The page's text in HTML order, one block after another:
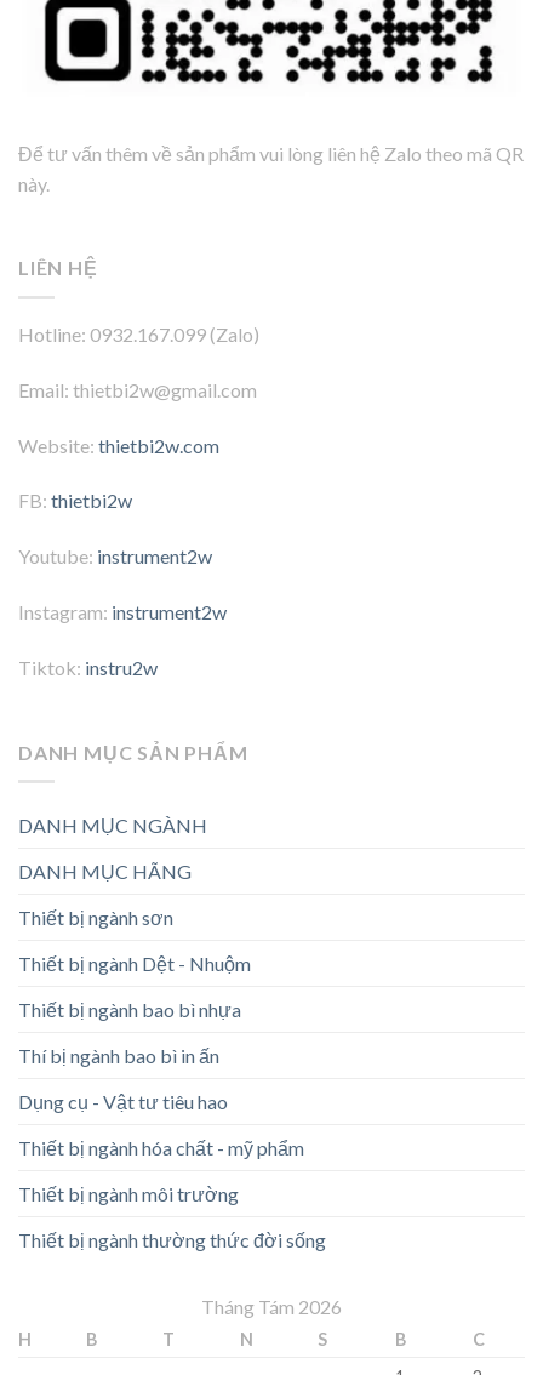
Để tư vấn thêm về sản phẩm vui lòng liên hệ Zalo theo mã QR
này.
LIÊN HỆ
Hotline: 0932.167.099 (Zalo)
Email: thietbi2w@gmail.com
Website: thietbi2w.com
FB: thietbi2w
Youtube: instrument2w
Instagram: instrument2w
Tiktok: instru2w
DANH MỤC SẢN PHẨM
DANH MỤC NGÀNH
DANH MỤC HÃNG
Thiết bị ngành sơn
Thiết bị ngành Dệt - Nhuộm
Thiết bị ngành bao bì nhựa
Thí bị ngành bao bì in ấn
Dụng cụ - Vật tư tiêu hao
Thiết bị ngành hóa chất - mỹ phẩm
Thiết bị ngành môi trường
Thiết bị ngành thường thức đời sống
Tháng Tám 2026
H B T N S B
C